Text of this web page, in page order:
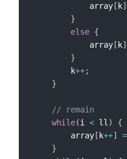
            array
[k]
}
else {
            array
[k]
}
        k
++;
}
// remain
while(i < ll )
{
        array
[k++] =
}